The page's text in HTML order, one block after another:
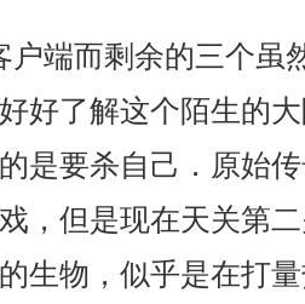
端而剩余的三个虽
好了解这个陌生的
是要杀自己．原始
，但是现在天关第
生物，似乎是在打